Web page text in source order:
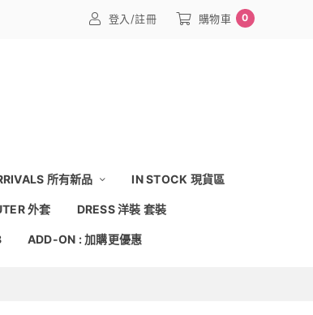
登入/註冊 購物車 0
所有新品 IN STOCK 現貨區
外套 DRESS 洋裝 套裝
ADD-ON : 加購更優惠